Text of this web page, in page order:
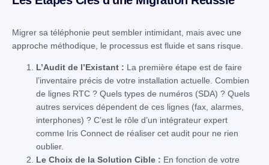
Migrer sa téléphonie peut sembler intimidant, mais avec une
approche méthodique, le processus est fluide et sans risque.
L’Audit de l’Existant : La première étape est de faire
l’inventaire précis de votre installation actuelle. Combien
de lignes RTC ? Quels types de numéros (SDA) ? Quels
autres services dépendent de ces lignes (fax, alarmes,
interphones) ? C’est le rôle d’un intégrateur expert
comme Iris Connect de réaliser cet audit pour ne rien
oublier.
Le Choix de la Solution Cible : En fonction de votre